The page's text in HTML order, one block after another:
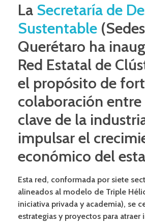
La Secretaría de
Sustentable
Querétaro ha
Red Estatal de
el propósito de
colaboración entre
clave de la
impulsar el
económico del
Esta red, conformada por siete
alineados al modelo de Triple
iniciativa privada y academia), se
estrategias y proyectos para atraer